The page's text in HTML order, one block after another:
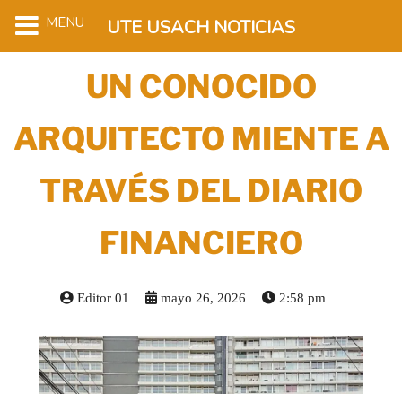
UN CONOCIDO
ARQUITECTO MIENTE A
TRAVÉS DEL DIARIO
FINANCIERO
Editor 01 mayo 26, 2026 2:58 pm
MENU UTE USACH NOTICIAS